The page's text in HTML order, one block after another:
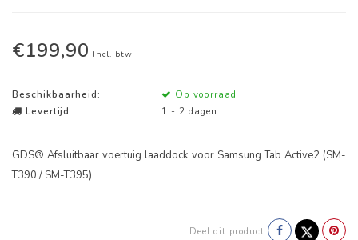
€199,90 Incl. btw
Beschikbaarheid:
Op voorraad
Levertijd:
1 - 2 dagen
GDS® Afsluitbaar voertuig laaddock voor Samsung Tab Active2 (SM-
T390 / SM-T395)
Deel dit product